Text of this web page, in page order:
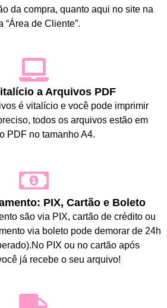
da compra, quanto aqui no site na
“Área de Cliente”.
a Arquivos PDF
é vitalício e você pode imprimir
todos os arquivos estão em
PDF no tamanho A4.
PIX, Cartão e Boleto
são via PIX, cartão de crédito ou
via boleto pode demorar de 24h
PIX ou no cartão após
já recebe o seu arquivo!